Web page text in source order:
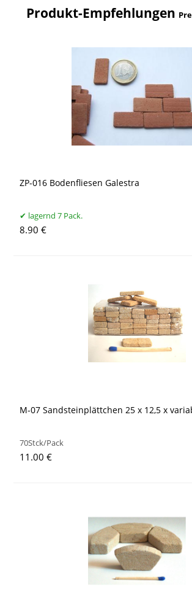
Produkt-Empfehlungen
ZP-016 Bodenfliesen Galestra
lagernd 7 Pack.
8.90 €
M-07 Sandsteinplättchen 25 x 12,5 x
70Stck/Pack
11.00 €